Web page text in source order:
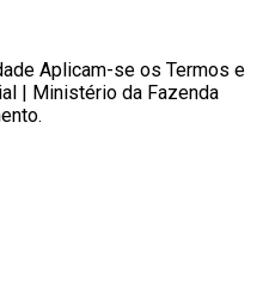
Aplicam-se os Termos e
| Ministério da Fazenda